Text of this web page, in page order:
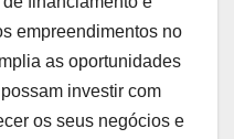
empreendimentos no
as oportunidades
investir com
os seus negócios e